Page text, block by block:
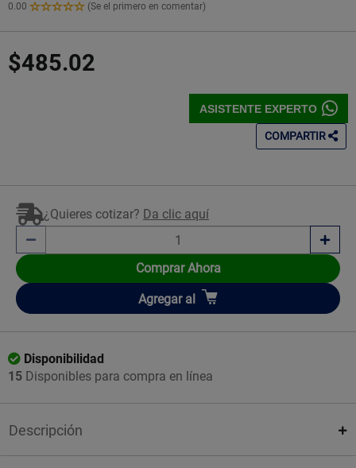
0.00
0.00
Estrellas!
(Se el primero en comentar)
$485.02
ASISTENTE EXPERTO
COMPARTIR
¿Quieres cotizar? Da clic aquí
Comprar Ahora
Añadir
Agregar al
Disponibilidad
15 Disponibles para compra en línea
Descripción